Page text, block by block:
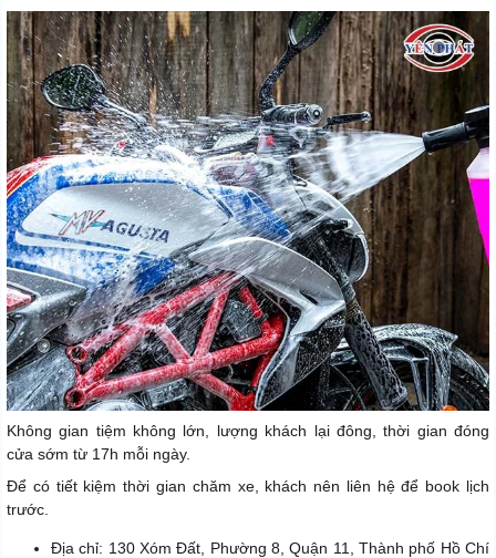
Không gian tiệm không lớn, lượng khách lại đông, thời gian đóng
cửa sớm từ 17h mỗi ngày.
Để có tiết kiệm thời gian chăm xe, khách nên liên hệ để book lịch
trước.
Địa chỉ: 130 Xóm Đất, Phường 8, Quận 11, Thành phố Hồ Chí